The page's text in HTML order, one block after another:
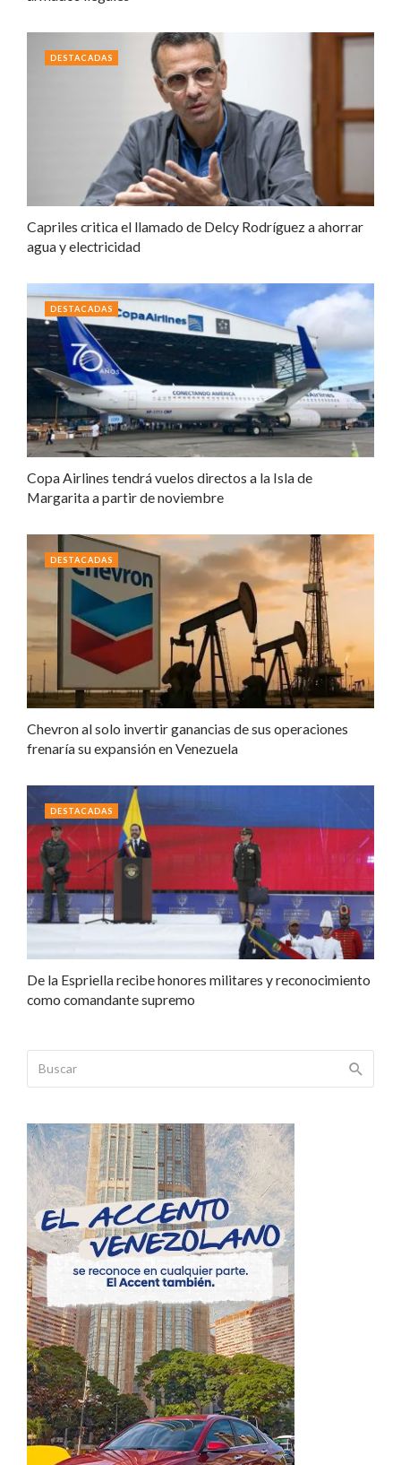
Capriles critica el llamado de Delcy Rodríguez a ahorrar
agua y electricidad
DESTACADAS
Copa Airlines tendrá vuelos directos a la Isla de
Margarita a partir de noviembre
DESTACADAS
Chevron al solo invertir ganancias de sus operaciones
frenaría su expansión en Venezuela
DESTACADAS
De la Espriella recibe honores militares y reconocimiento
como comandante supremo
DESTACADAS